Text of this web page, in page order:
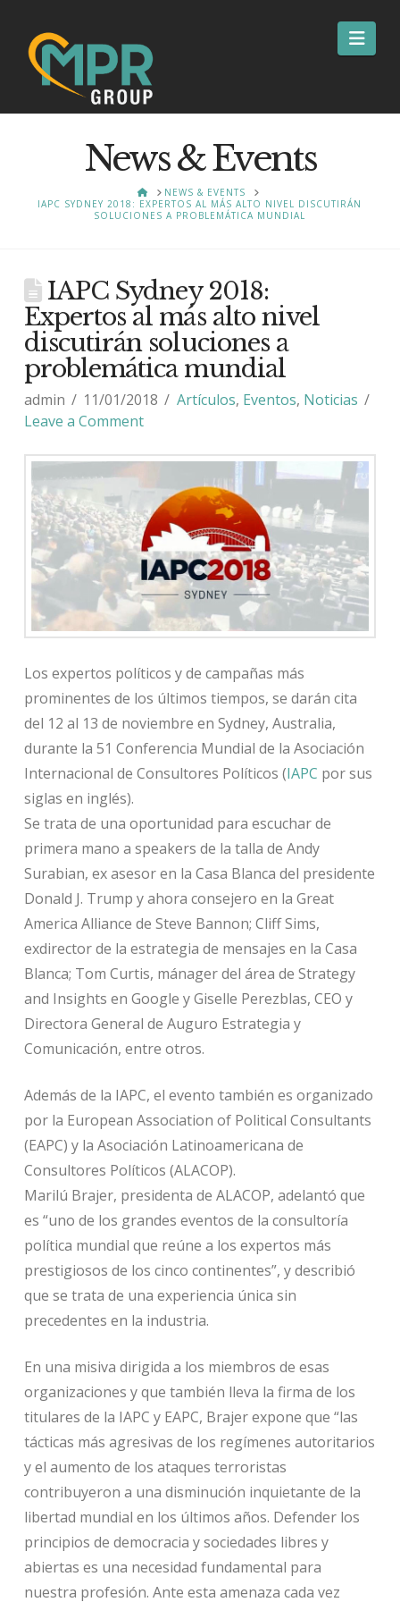
News & Events
HOMENEWS & EVENTS
IAPC SYDNEY 2018: EXPERTOS AL MÁS ALTO NIVEL DISCUTIRÁN
SOLUCIONES A PROBLEMÁTICA MUNDIAL
IAPC Sydney 2018:
Expertos al más alto nivel
discutirán soluciones a
problemática mundial
admin 11/01/2018 Artículos, Eventos, Noticias
Leave a Comment
Los expertos políticos y de campañas más
prominentes de los últimos tiempos, se darán cita
del 12 al 13 de noviembre en Sydney, Australia,
durante la 51 Conferencia Mundial de la Asociación
Internacional de Consultores Políticos (IAPC por sus
siglas en inglés).
Se trata de una oportunidad para escuchar de
primera mano a speakers de la talla de Andy
Surabian, ex asesor en la Casa Blanca del presidente
Donald J. Trump y ahora consejero en la Great
America Alliance de Steve Bannon; Cliff Sims,
exdirector de la estrategia de mensajes en la Casa
Blanca; Tom Curtis, mánager del área de Strategy
and Insights en Google y Giselle Perezblas, CEO y
Directora General de Auguro Estrategia y
Comunicación, entre otros.
Además de la IAPC, el evento también es organizado
por la European Association of Political Consultants
(EAPC) y la Asociación Latinoamericana de
Consultores Políticos (ALACOP).
Marilú Brajer, presidenta de ALACOP, adelantó que
es “uno de los grandes eventos de la consultoría
política mundial que reúne a los expertos más
prestigiosos de los cinco continentes”, y describió
que se trata de una experiencia única sin
precedentes en la industria.
En una misiva dirigida a los miembros de esas
organizaciones y que también lleva la firma de los
titulares de la IAPC y EAPC, Brajer expone que “las
tácticas más agresivas de los regímenes autoritarios
y el aumento de los ataques terroristas
contribuyeron a una disminución inquietante de la
libertad mundial en los últimos años. Defender los
principios de democracia y sociedades libres y
abiertas es una necesidad fundamental para
nuestra profesión. Ante esta amenaza cada vez